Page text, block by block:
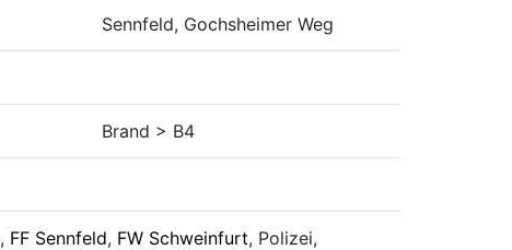
Sennfeld, Gochsheimer Weg
Brand > B4
, FF Sennfeld, FW Schweinfurt, Polizei,